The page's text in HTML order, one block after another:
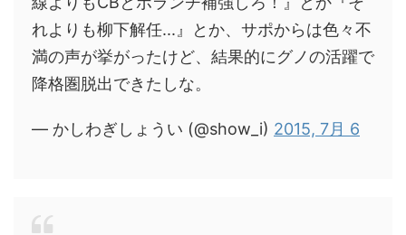
れよりも柳下解任...』とか、サポからは色々不
満の声が挙がったけど、結果的にグノの活躍で
降格圏脱出できたしな。
— かしわぎしょうい (@show_i) 2015, 7月 6